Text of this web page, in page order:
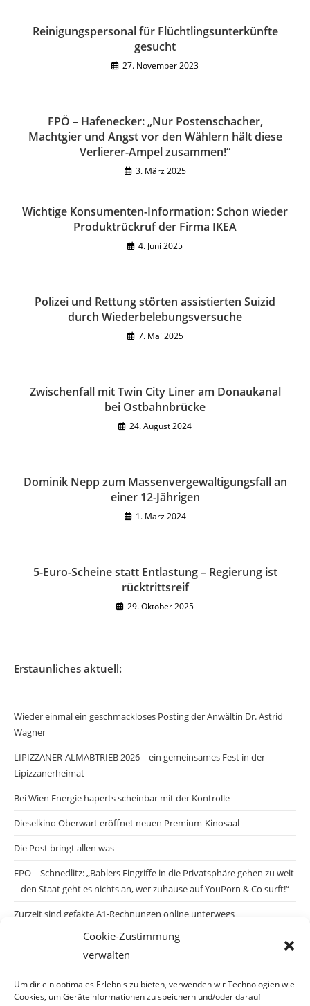
Cookie-Zustimmung
verwalten
Um dir ein optimales Erlebnis zu bieten, verwenden wir Technologien wie
Cookies, um Geräteinformationen zu speichern und/oder darauf
Reinigungspersonal für Flüchtlingsunterkünfte
gesucht
27. November 2023
FPÖ – Hafenecker: „Nur Postenschacher,
Machtgier und Angst vor den Wählern hält diese
Verlierer-Ampel zusammen!“
3. März 2025
Wichtige Konsumenten-Information: Schon wieder
Produktrückruf der Firma IKEA
4. Juni 2025
Polizei und Rettung störten assistierten Suizid
durch Wiederbelebungsversuche
7. Mai 2025
Zwischenfall mit Twin City Liner am Donaukanal
bei Ostbahnbrücke
24. August 2024
Dominik Nepp zum Massenvergewaltigungsfall an
einer 12-Jährigen
1. März 2024
5-Euro-Scheine statt Entlastung – Regierung ist
rücktrittsreif
29. Oktober 2025
Erstaunliches aktuell:
Wieder einmal ein geschmackloses Posting der Anwältin Dr. Astrid
Wagner
LIPIZZANER-ALMABTRIEB 2026 – ein gemeinsames Fest in der
Lipizzanerheimat
Bei Wien Energie haperts scheinbar mit der Kontrolle
Dieselkino Oberwart eröffnet neuen Premium-Kinosaal
Die Post bringt allen was
FPÖ – Schnedlitz: „Bablers Eingriffe in die Privatsphäre gehen zu weit
– den Staat geht es nichts an, wer zuhause auf YouPorn & Co surft!“
Zurzeit sind gefakte A1-Rechnungen online unterwegs
Salzburgs Juden und ihre Sicherheit: „Erst nach einem Anschlag wäre
die Gefahr endlich konkret!“
Biologisches Wunder in Ceuta